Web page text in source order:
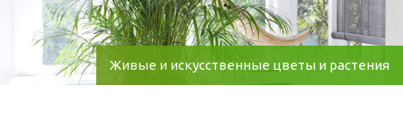
Живые и искусственные цветы и растения